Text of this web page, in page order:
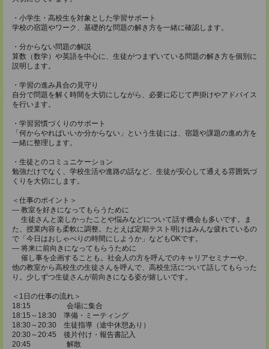
・小学生・高校生を対象とした学習サポート
学校の宿題やワーク、基礎的な問題の解き方を一緒に確認します。
・分からない問題の解説
算数（数学）や英語を中心に、生徒がつまずいている問題の解き方を個別に
説明します。
・学習の進み具合の見守り
自分で問題を解く時間を大切にしながら、必要に応じて声掛けやアドバイス
を行います。
・学習習慣づくりのサポート
「何からやればいいか分からない」という生徒には、宿題や課題の進め方を
一緒に整理します。
・生徒とのコミュニケーション
勉強だけでなく、学校生活や進路の話など、生徒が安心して通える雰囲気づ
くりを大切にします。
＜仕事のポイント＞
― 教室を好きになってもらうために
生徒さんと楽しかったことや悩みなどについて話す機会も多いです。ま
た、授業内容も柔軟に調整。たとえば定期テスト明けはみんな疲れているの
で「今日はおしゃべりの時間にしようか」などもOKです。
― 将来に前向きになってもらうために
催し事を企画することも。社会人の方を呼んでのキャリアセミナーや、
他の教室から高校生の生徒さんを呼んで、高校生活について話してもらった
り。少しずつ生徒さんが前向きになる姿が嬉しいです。
＜1日の仕事の流れ＞
18:15 会場に集合
18:15～18:30 準備・ミーティング
18:30～20:30 生徒指導（途中休憩あり）
20:30～20:45 後片付け・報告書記入
20:45 解散